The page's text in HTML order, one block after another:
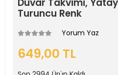
Duvar Takvimi,
Turuncu Renk
Yorum Yaz
649,00 TL